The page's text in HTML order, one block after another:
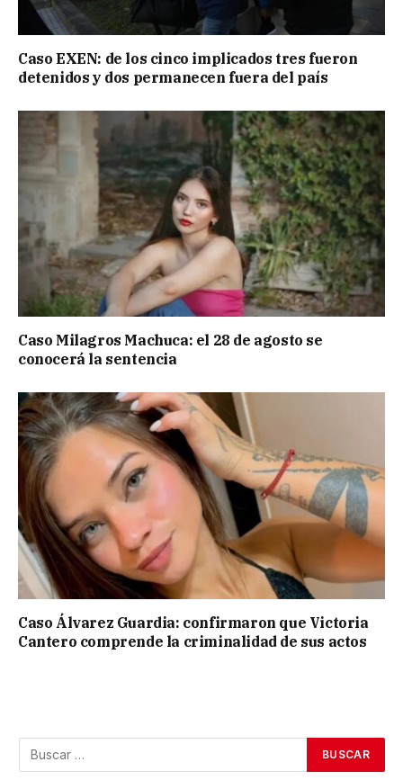
Caso EXEN: de los cinco implicados tres fueron
detenidos y dos permanecen fuera del país
Caso Milagros Machuca: el 28 de agosto se
conocerá la sentencia
Caso Álvarez Guardia: confirmaron que Victoria
Cantero comprende la criminalidad de sus actos